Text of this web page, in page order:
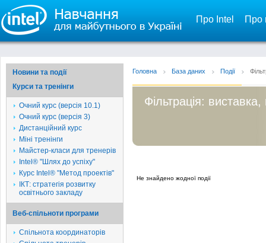
Про Intel Про
Новини та події
Курси та тренінги
Очний курс (версія 10.1)
Очний курс (версія 3)
Дистанційний курс
Міні тренінги
Майстер-класи для тренерів
Intel® "Шлях до успіху"
Курс Intel® "Метод проектів"
ІКТ: стратегія розвитку
освітнього закладу
Веб-спільноти програми
Спільнота координаторів
Головна База даних Події
Фільтрація:
Не знайдено жодної події